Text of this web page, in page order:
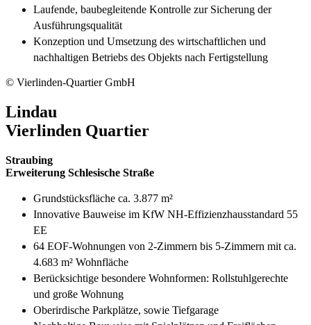
Laufende, baubegleitende Kontrolle zur Sicherung der
Ausführungsqualität
Konzeption und Umsetzung des wirtschaftlichen und
nachhaltigen Betriebs des Objekts nach Fertigstellung
© Vierlinden-Quartier GmbH
Lindau
Vierlinden Quartier
Straubing
Erweiterung Schlesische Straße
Grundstücksfläche ca. 3.877 m²
Innovative Bauweise im KfW NH-Effizienzhausstandard 55
EE
64 EOF-Wohnungen von 2-Zimmern bis 5-Zimmern mit ca.
4.683 m² Wohnfläche
Berücksichtige besondere Wohnformen: Rollstuhlgerechte
und große Wohnung
Oberirdische Parkplätze, sowie Tiefgarage